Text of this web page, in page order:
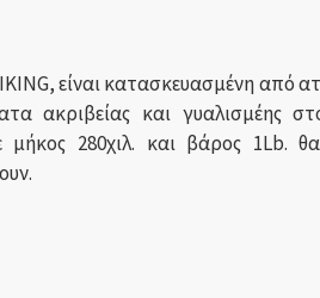
είναι κατασκευασμένη από
ακριβείας και γυαλισμέης
280χιλ. και βάρος 1Lb.